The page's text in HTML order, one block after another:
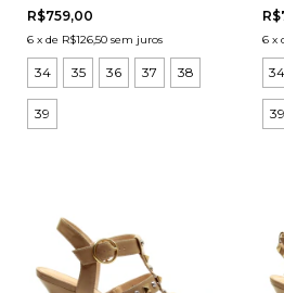
R$759,00
6 x de R$126,50 sem juros
34 35 36 37 38
39
6 x
34
39